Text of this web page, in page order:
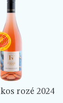
rozé 2024